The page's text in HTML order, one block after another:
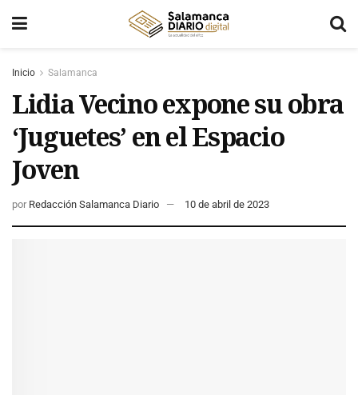
Inicio Salamanca
Lidia Vecino expone su obra
‘Juguetes’ en el Espacio
Joven
por Redacción Salamanca Diario 10 de abril de 2023